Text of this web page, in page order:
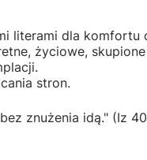
literami dla komfortu
życiowe, skupione
stron.
znużenia idą." (Iz